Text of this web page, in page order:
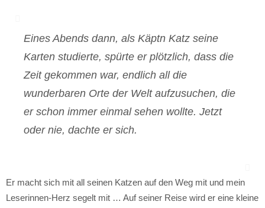
Eines Abends dann, als Käptn Katz seine
Karten studierte, spürte er plötzlich, dass die
Zeit gekommen war, endlich all die
wunderbaren Orte der Welt aufzusuchen, die
er schon immer einmal sehen wollte. Jetzt
oder nie, dachte er sich.
Er macht sich mit all seinen Katzen auf den Weg mit und mein
Leserinnen-Herz segelt mit … Auf seiner Reise wird er eine kleine